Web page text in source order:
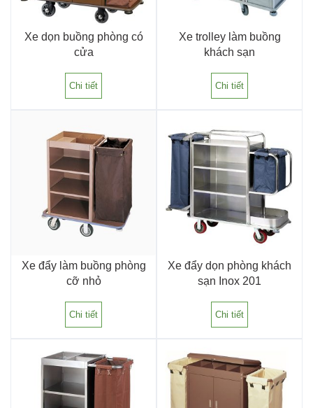
Xe dọn buồng phòng có
cửa
Chi tiết
Xe trolley làm buồng
khách sạn
Chi tiết
Xe đẩy làm buồng phòng
cỡ nhỏ
Chi tiết
Xe đẩy dọn phòng khách
sạn Inox 201
Chi tiết